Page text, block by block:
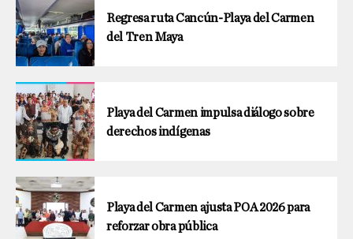
Regresa ruta Cancún-Playa del Carmen
del Tren Maya
Playa del Carmen impulsa diálogo sobre
derechos indígenas
Playa del Carmen ajusta POA 2026 para
reforzar obra pública